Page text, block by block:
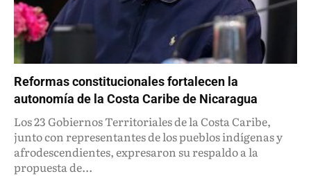
Reformas constitucionales fortalecen la
autonomía de la Costa Caribe de Nicaragua
Los 23 Gobiernos Territoriales de la Costa Caribe,
junto con representantes de los pueblos indígenas y
afrodescendientes, expresaron su respaldo a la
propuesta de...